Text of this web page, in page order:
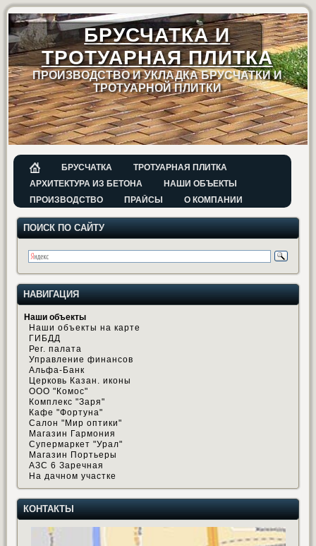
БРУСЧАТКА И
ТРОТУАРНАЯ ПЛИТКА
ПРОИЗВОДСТВО И УКЛАДКА БРУСЧАТКИ И
ТРОТУАРНОЙ ПЛИТКИ
БРУСЧАТКА
ТРОТУАРНАЯ ПЛИТКА
АРХИТЕКТУРА ИЗ БЕТОНА
НАШИ ОБЪЕКТЫ
ПРОИЗВОДСТВО
ПРАЙСЫ О КОМПАНИИ
ПОИСК ПО САЙТУ
НАВИГАЦИЯ
Наши объекты
Наши объекты на карте
ГИБДД
Рег. палата
Управление финансов
Альфа-Банк
Церковь Казан. иконы
ООО "Комос"
Комплекс "Заря"
Кафе "Фортуна"
Салон "Мир оптики"
Магазин Гармония
Супермаркет "Урал"
Магазин Портьеры
АЗС 6 Заречная
На дачном участке
КОНТАКТЫ